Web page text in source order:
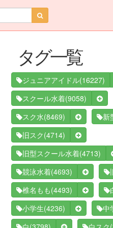
タグ一覧
ジュニアアイドル(16227)
スクール水着(9058)
スク水(8469) 新
旧スク (4714)
旧型スクール水着(4713)
競泳水着(4693)
椎名もも (4493)
小学生(4236) 中